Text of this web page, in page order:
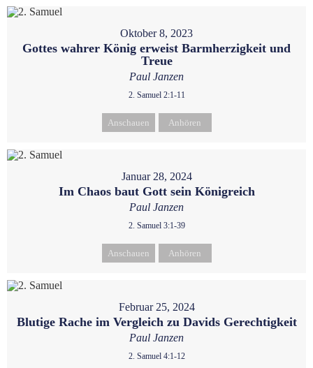
Oktober 8, 2023
Gottes wahrer König erweist Barmherzigkeit und
Treue
Paul Janzen
2. Samuel 2:1-11
Anschauen Anhören
Januar 28, 2024
Im Chaos baut Gott sein Königreich
Paul Janzen
2. Samuel 3:1-39
Anschauen Anhören
Februar 25, 2024
Blutige Rache im Vergleich zu Davids Gerechtigkeit
Paul Janzen
2. Samuel 4:1-12